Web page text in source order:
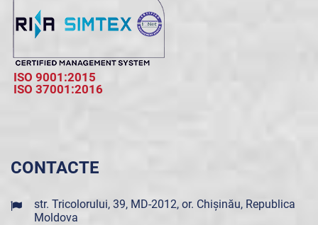
ISO 9001:2015
ISO 37001:2016
CONTACTE
str. Tricolorului, 39, MD-2012, or. Chișinău, Republica
Moldova